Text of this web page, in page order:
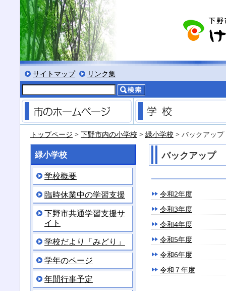
サイトマップ リンク集
イズにする
字を小さくする標準色表示にする
黒背景表示にする
低コントラスト表示にする
市のホームページ
トップページ > 下野市内の小学校 > 緑小学校 > バックアップ
緑小学校
学校概要
臨時休業中の学習支援
下野市共通学習支援サ
イト
学校だより「みどり」
学年のページ
年間行事予定
バックアップ
令和2年度
令和3年度
令和4年度
令和5年度
令和6年度
令和７年度